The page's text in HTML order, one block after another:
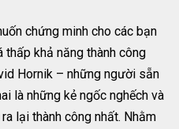
chứng minh cho các bạn
thấp khả năng thành công
Hornik – những người sẵn
là những kẻ ngốc nghếch và
lại thành công nhất. Nhằm